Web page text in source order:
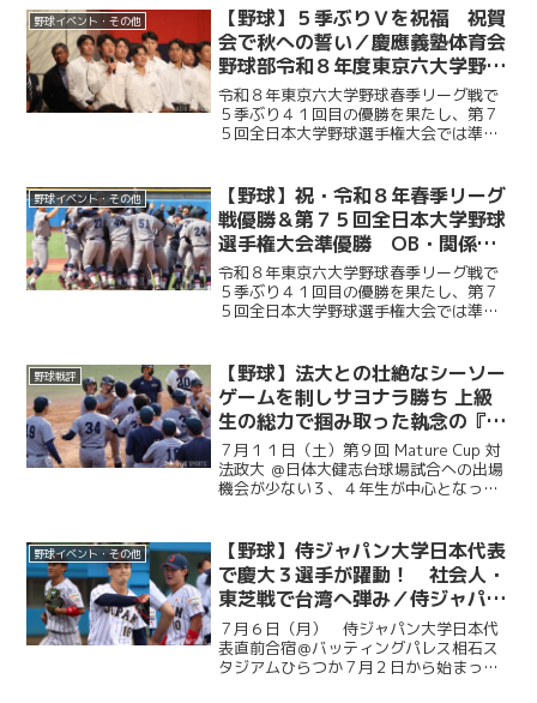
（商４・慶應）が相手打線に得点を許
し、２点を追う展開に。そ...
野球イベント・その他
【野球】５季ぶりＶを祝福 祝賀
会で秋への誓い／慶應義塾体育会
野球部令和８年度東京六大学野球
春季リーグ戦優勝 祝賀会～前編
～
令和８年東京六大学野球春季リーグ戦で
５季ぶり４１回目の優勝を果たし、第７
５回全日本大学野球選手権大会では準優
人が集まり、選手たちの健闘をたたえ
た。前編では、堀井監督の挨...
野球イベント・その他
【野球】祝・令和８年春季リーグ
戦優勝＆第７５回全日本大学野球
選手権大会準優勝 OB・関係者
からのお祝いメッセージ
令和８年東京六大学野球春季リーグ戦で
５季ぶり４１回目の優勝を果たし、第７
５回全日本大学野球選手権大会では準優
の皆様から、現役選手たちへ温かい祝福
のメッセージをお寄せい...
野球戦評
【野球】法大との壮絶なシーソー
ゲームを制しサヨナラ勝ち 上級
生の総力で掴み取った執念の『一
勝』／第９回MatureCup・法大
戦
７月１１日（土）第９回 Mature Cup 対
法政大 ＠日体大健志台球場試合への出場
機会が少ない３、４年生が中心となって
に２度追い付く粘りを見せると、１点ビ...
野球イベント・その他
【野球】侍ジャパン大学日本代表
で慶大３選手が躍動！ 社会人・
東芝戦で台湾へ弾み／侍ジャパン
大学日本代表直前合宿５日目
７月６日（月） 侍ジャパン大学日本代
表直前合宿＠バッティングパレス相石ス
タジアムひらつか７月２日から始まった